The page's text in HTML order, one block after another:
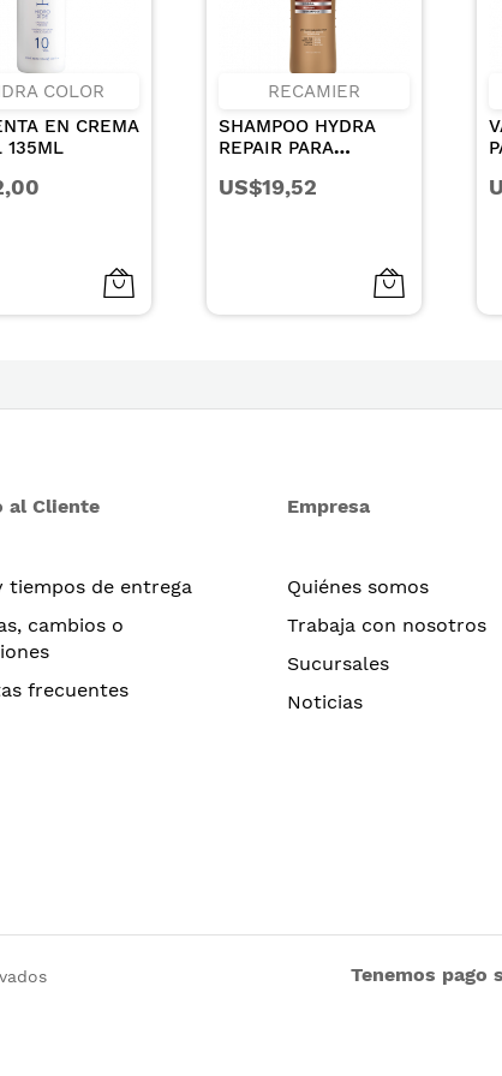
COLOR
EN CREMA
135ML
RECAMIER
SHAMPOO HYDRA
REPAIR PARA
DANADOS 1000ML
US$19,52
al Cliente
tiempos de entrega
cambios o
frecuentes
Empresa
Quiénes somos
Trabaja con nosotros
Sucursales
Noticias
Tenemos pago